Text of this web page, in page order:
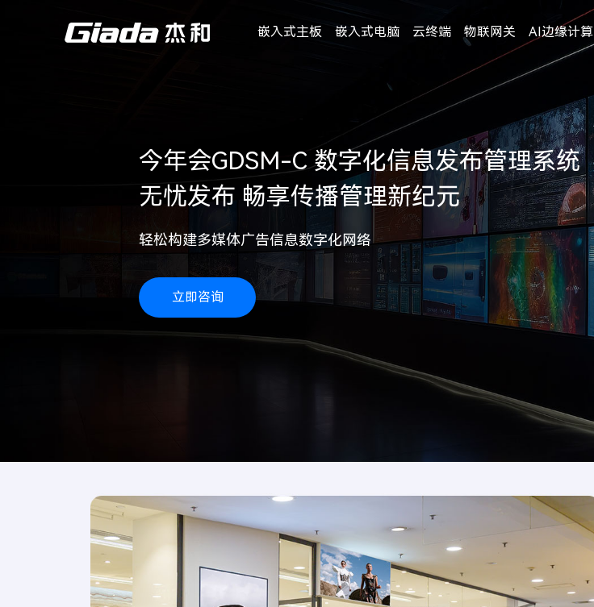
嵌入式主板 嵌入式电脑 云终端 物联网关 AI边缘计算
今年会GDSM-C 数字化信息发布管理系统
无忧发布 畅享传播管理新纪元
轻松构建多媒体广告信息数字化网络
立即咨询